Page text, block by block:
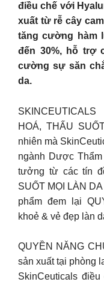
điều chế với
xuất từ rễ cây
tăng cường hàm
đến 30%, hỗ trợ
cường sự săn
da.
HOÁ, THẤU
nhiên mà
ngành Dược
tưởng từ các tín
SUỐT MỌI LÀN
phẩm đem lại
khoẻ & vẻ đẹp làn
QUYỀN NĂNG
sản xuất tại phòng
SkinCeuticals